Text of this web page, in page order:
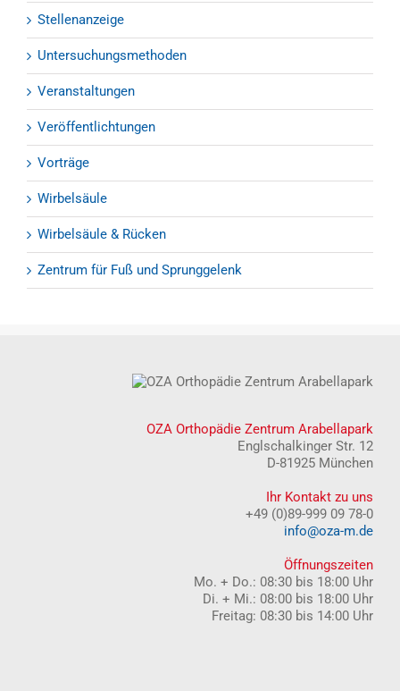
Stellenanzeige
Untersuchungsmethoden
Veranstaltungen
Veröffentlichtungen
Vorträge
Wirbelsäule
Wirbelsäule & Rücken
Zentrum für Fuß und Sprunggelenk
OZA Orthopädie Zentrum Arabellapark
Englschalkinger Str. 12
D-81925 München
Ihr Kontakt zu uns
+49 (0)89-999 09 78-0
info@oza-m.de
Öffnungszeiten
Mo. + Do.: 08:30 bis 18:00 Uhr
Di. + Mi.: 08:00 bis 18:00 Uhr
Freitag: 08:30 bis 14:00 Uhr